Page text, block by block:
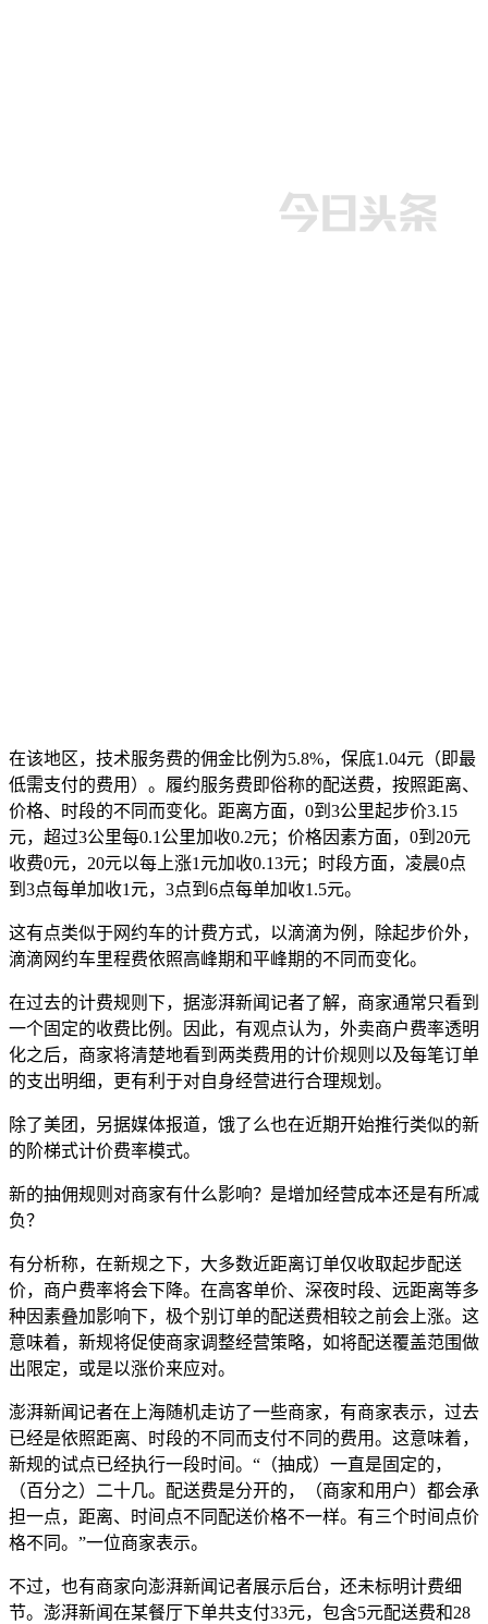
在该地区，技术服务费的佣金比例为5.8%，保底1.04元（即最
低需支付的费用）。履约服务费即俗称的配送费，按照距离、
价格、时段的不同而变化。距离方面，0到3公里起步价3.15
元，超过3公里每0.1公里加收0.2元；价格因素方面，0到20元
收费0元，20元以每上涨1元加收0.13元；时段方面，凌晨0点
到3点每单加收1元，3点到6点每单加收1.5元。
这有点类似于网约车的计费方式，以滴滴为例，除起步价外，
滴滴网约车里程费依照高峰期和平峰期的不同而变化。
在过去的计费规则下，据澎湃新闻记者了解，商家通常只看到
一个固定的收费比例。因此，有观点认为，外卖商户费率透明
化之后，商家将清楚地看到两类费用的计价规则以及每笔订单
的支出明细，更有利于对自身经营进行合理规划。
除了美团，另据媒体报道，饿了么也在近期开始推行类似的新
的阶梯式计价费率模式。
新的抽佣规则对商家有什么影响？是增加经营成本还是有所减
负？
有分析称，在新规之下，大多数近距离订单仅收取起步配送
价，商户费率将会下降。在高客单价、深夜时段、远距离等多
种因素叠加影响下，极个别订单的配送费相较之前会上涨。这
意味着，新规将促使商家调整经营策略，如将配送覆盖范围做
出限定，或是以涨价来应对。
澎湃新闻记者在上海随机走访了一些商家，有商家表示，过去
已经是依照距离、时段的不同而支付不同的费用。这意味着，
新规的试点已经执行一段时间。“（抽成）一直是固定的，
（百分之）二十几。配送费是分开的，（商家和用户）都会承
担一点，距离、时间点不同配送价格不一样。有三个时间点价
格不同。”一位商家表示。
不过，也有商家向澎湃新闻记者展示后台，还未标明计费细
节。澎湃新闻在某餐厅下单共支付33元，包含5元配送费和28